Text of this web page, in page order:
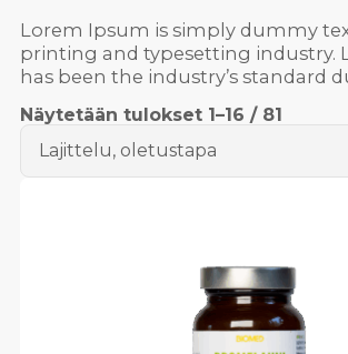
Lorem Ipsum is simply dummy
printing and typesetting industry.
has been the industry’s standard
Näytetään tulokset 1–16 / 81